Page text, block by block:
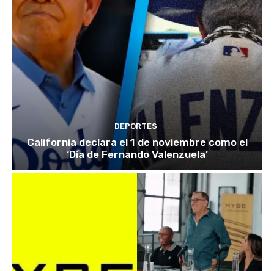
DEPORTES
California declara el 1 de noviembre como el
‘Día de Fernando Valenzuela’